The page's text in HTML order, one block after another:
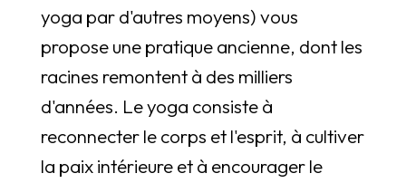
yoga par d'autres moyens) vous
propose une pratique ancienne, dont les
racines remontent à des milliers
d'années. Le yoga consiste à
reconnecter le corps et l'esprit, à cultiver
la paix intérieure et à encourager le